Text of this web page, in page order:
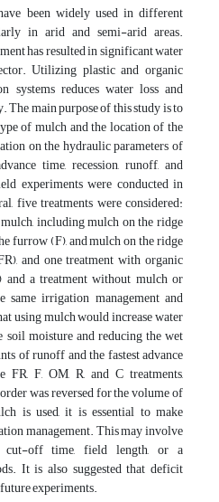
been widely used in different
in arid and semi-arid areas.
has resulted in significant water
Utilizing plastic and organic
reduces water loss and
main purpose of this study is to
of mulch and the location of the
on the hydraulic parameters of
time, recession, runoff, and
experiments were conducted in
five treatments were considered:
including mulch on the ridge
furrow (F), and mulch on the ridge
and one treatment with organic
a treatment without mulch or
irrigation management and
using mulch would increase water
soil moisture and reducing the wet
of runoff and the fastest advance
F, OM, R, and C treatments,
was reversed for the volume of
is used, it is essential to make
management. This may involve
cut-off time, field length, or a
It is also suggested that deficit
experiments.